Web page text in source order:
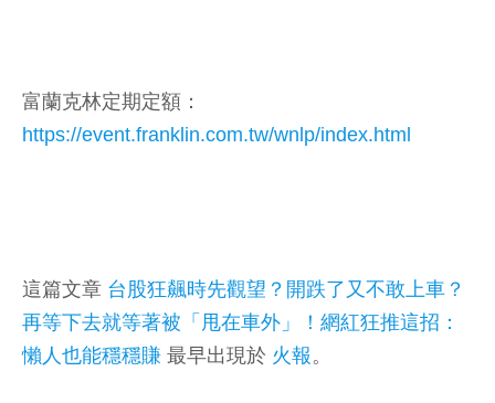
富蘭克林定期定額：
https://event.franklin.com.tw/wnlp/index.html
這篇文章 台股狂飆時先觀望？開跌了又不敢上車？
再等下去就等著被「甩在車外」！網紅狂推這招：
懶人也能穩穩賺 最早出現於 火報 。